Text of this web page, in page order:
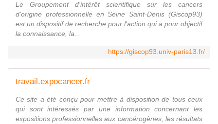
Le Groupement d'intérêt scientifique sur les cancers
d'origine professionnelle en Seine Saint-Denis (Giscop93)
est un dispositif de recherche pour l'action qui a pour objectif
la connaissance, la...
https://giscop93.univ-paris13.fr/
travail.expocancer.fr
Ce site a été conçu pour mettre à disposition de tous ceux
qui sont intéressés par une information concernant les
expositions professionnelles aux cancérogènes, les résultats